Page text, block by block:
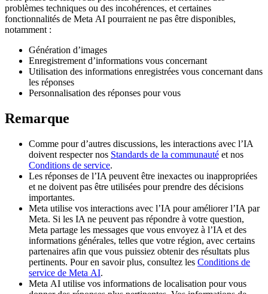
problèmes techniques ou des incohérences, et certaines
fonctionnalités de Meta AI pourraient ne pas être disponibles,
notamment :
Génération d’images
Enregistrement d’informations vous concernant
Utilisation des informations enregistrées vous concernant dans
les réponses
Personnalisation des réponses pour vous
Remarque
Comme pour d’autres discussions, les interactions avec l’IA
doivent respecter nos Standards de la communauté et nos
Conditions de service.
Les réponses de l’IA peuvent être inexactes ou inappropriées
et ne doivent pas être utilisées pour prendre des décisions
importantes.
Meta utilise vos interactions avec l’IA pour améliorer l’IA par
Meta. Si les IA ne peuvent pas répondre à votre question,
Meta partage les messages que vous envoyez à l’IA et des
informations générales, telles que votre région, avec certains
partenaires afin que vous puissiez obtenir des résultats plus
pertinents. Pour en savoir plus, consultez les Conditions de
service de Meta AI.
Meta AI utilise vos informations de localisation pour vous